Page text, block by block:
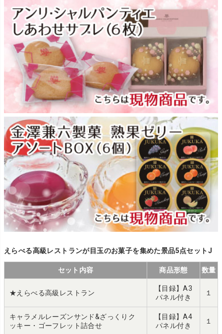
えらべる高級レストランが目玉のお菓子を集めた景品5点セットJ
セット内容 商品形態 数量
★えらべる高級レストラン
【目録】A3
パネル付き
１
キャラメルレーズンサンド&ざっくりク
ッキー・ゴーフレット詰合せ
【目録】A4
パネル付き
１